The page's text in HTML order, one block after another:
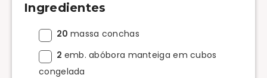
Ingredientes
20 massa conchas
2 emb. abóbora manteiga em cubos
congelada